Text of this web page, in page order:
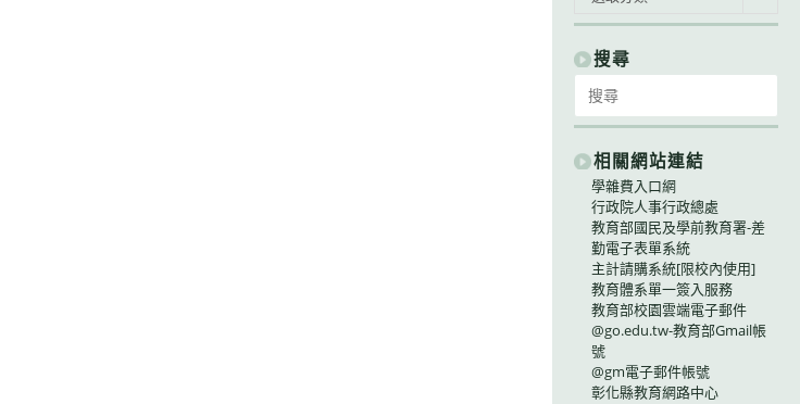
類
別 搜尋
for:
相關網站連結
學雜費入口網
行政院人事行政總處
教育部國民及學前教育署-差
勤電子表單系統
主計請購系統[限校內使用]
教育體系單一簽入服務
教育部校園雲端電子郵件
@go.edu.tw-教育部Gmail帳
號
@gm電子郵件帳號
彰化縣教育網路中心